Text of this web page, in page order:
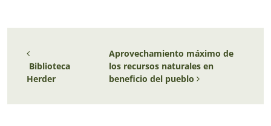
Navegación de entradas
Biblioteca
Herder
Aprovechamiento máximo de
los recursos naturales en
beneficio del pueblo